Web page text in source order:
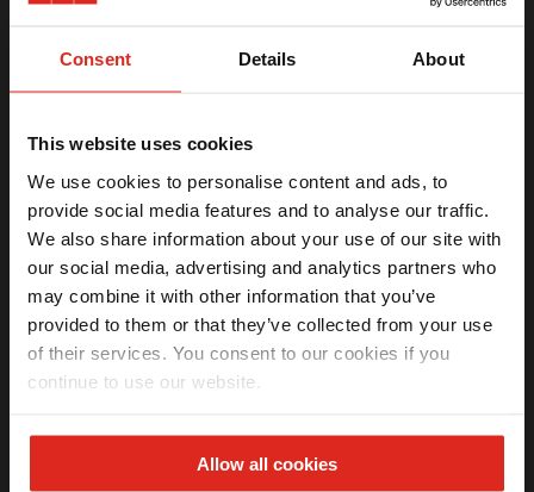
Consent Details About
This website uses cookies
We use cookies to personalise content and ads, to
provide social media features and to analyse our traffic.
We also share information about your use of our site with
our social media, advertising and analytics partners who
may combine it with other information that you’ve
provided to them or that they’ve collected from your use
of their services. You consent to our cookies if you
continue to use our website.
Allow all cookies
mais charmosa e moderna.
A grade escorredora flexível multiuso Franke 40x40
16665 e 16667, Línea, Urban e Maris Bowl.
Especificações técnicas
Dimensões com Embalagem Comprimento 30 cm | Largura 11,5
0,65 kg
Li e aceito os termos daPolítica de privacidade
QUERO MEU DESCONTO